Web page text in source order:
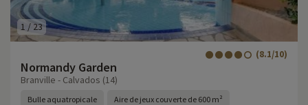
1 / 23
Normandy Garden
(8.1/10)
Branville - Calvados (14)
Bulle aquatropicale Aire de jeux couverte de 600 m²